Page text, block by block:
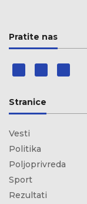
Pratite nas
Stranice
Vesti
Politika
Poljoprivreda
Sport
Rezultati